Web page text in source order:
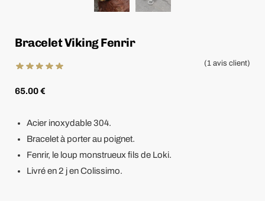
Bracelet Viking Fenrir
(1 avis client)
65.00€
Acier inoxydable 304.
Bracelet à porter au poignet.
Fenrir, le loup monstrueux fils de Loki.
Livré en 2 j en Colissimo.